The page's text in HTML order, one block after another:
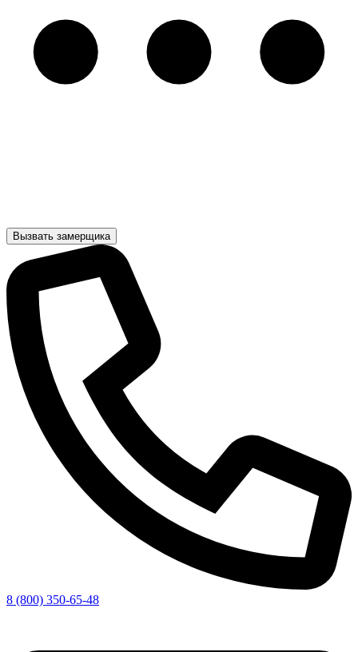
Вызвать замерщика
8 (800) 350-65-48